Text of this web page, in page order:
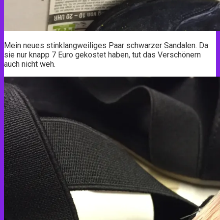
Mein neues stinklangweiliges Paar schwarzer Sandalen. Da
sie nur knapp 7 Euro gekostet haben, tut das Verschönern
auch nicht weh.